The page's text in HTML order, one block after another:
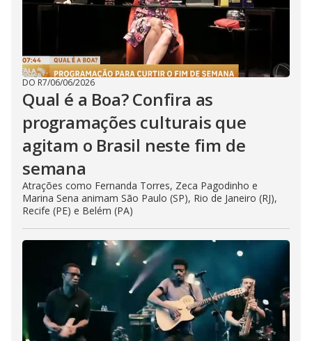
DO R7/06/06/2026
Qual é a Boa? Confira as
programações culturais que
agitam o Brasil neste fim de
semana
Atrações como Fernanda Torres, Zeca Pagodinho e
Marina Sena animam São Paulo (SP), Rio de Janeiro (RJ),
Recife (PE) e Belém (PA)